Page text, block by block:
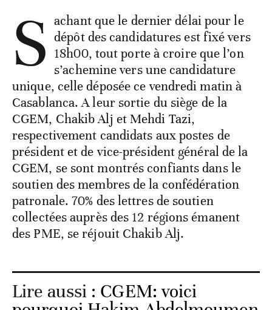
S achant que le dernier délai pour le
dépôt des candidatures est fixé vers
18h00, tout porte à croire que l’on
s’achemine vers une candidature
unique, celle déposée ce vendredi matin à
Casablanca. A leur sortie du siège de la
CGEM, Chakib Alj et Mehdi Tazi,
respectivement candidats aux postes de
président et de vice-président général de la
CGEM, se sont montrés confiants dans le
soutien des membres de la confédération
patronale. 70% des lettres de soutien
collectées auprès des 12 régions émanent
des PME, se réjouit Chakib Alj.
Lire aussi : CGEM: voici